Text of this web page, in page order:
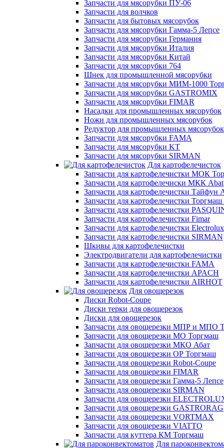
Запчасти для мясорубки ПУ-06
Запчасти для волчков
Запчасти для бытовых мясорубок
Запчасти для мясорубки Гамма-5 Лепсе
Запчасти для мясорубки Германия
Запчасти для мясорубки Италия
Запчасти для мясорубки Китай
Запчасти для мясорубки 764
Шнек для промышленной мясорубки
Запчасти для мясорубки МИМ-1000
Запчасти для мясорубки GASTROMIX
Запчасти для мясорубки FIMAR
Насадки для промышленных мясорубок
Ножи для промышленных мясорубок
Редуктор для промышленных мясорубок
Запчасти для мясорубки FAMA
Запчасти для мясорубки KT
Запчасти для мясорубки SIRMAN
Для картофелечисток
Запчасти для картофелечистки МОК
Запчасти для картофелечиски МКК Abat
Запчасти для картофелечистки Тайфун
Запчасти для картофелечистки
Запчасти для картофелечистки
Запчасти для картофелечистки Fimar
Запчасти для картофелечистки Electrolux
Запчасти для картофелечистки SIRMAN
Шкивы для картофелечистки
Электродвигатели для картофелечистки
Запчасти для картофелечистки FAMA
Запчасти для картофелечистки APACH
Запчасти для картофелечистки AIRHOT
Для овощерезок
Диски Robot-Coupe
Диски терки для овощерезок
Диски для овощерезок
Запчасти для овощерезки МПР и МПО
Запчасти для овощерезки МО Торгмаш
Запчасти для овощерезки МКО Абат
Запчасти для овощерезки ОР Торгмаш
Запчасти для овощерезки Robot-Coupe
Запчасти для овощерезки FIMAR
Запчасти для овощерезки Гамма-5 Лепсе
Запчасти для овощерезки SIRMAN
Запчасти для овощерезки
Запчасти для овощерезки GASTRORAG
Запчасти для овощерезки VORTMAX
Запчасти для овощерезки VIATTO
Запчасти для куттера КМ Торгмаш
Для